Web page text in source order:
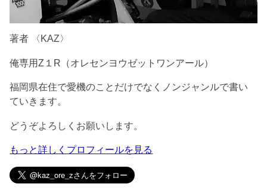
著者 〈KAZ〉
俺専用Z１R（オレセンヨウゼットワンアール）
福岡県在住で愛機のことだけでなくノンジャンルで書い
ていきます。
どうぞよろしくお願いします。
もっと詳しくプロフィールを見る